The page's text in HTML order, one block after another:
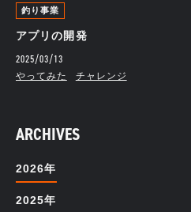
釣り事業
アプリの開発
2025/03/13
やってみた チャレンジ
ARCHIVES
2026年
2025年